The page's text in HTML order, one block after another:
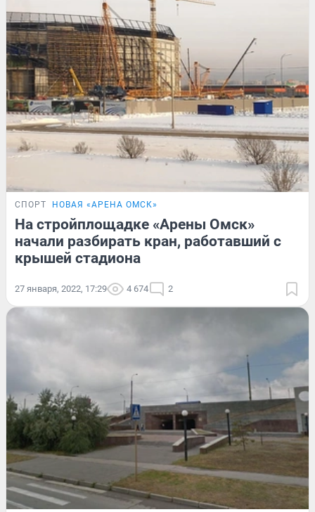
СПОРТ НОВАЯ «АРЕНА ОМСК»
На стройплощадке «Арены Омск»
начали разбирать кран, работавший с
крышей стадиона
27 января, 2022, 17:29 4 674 2